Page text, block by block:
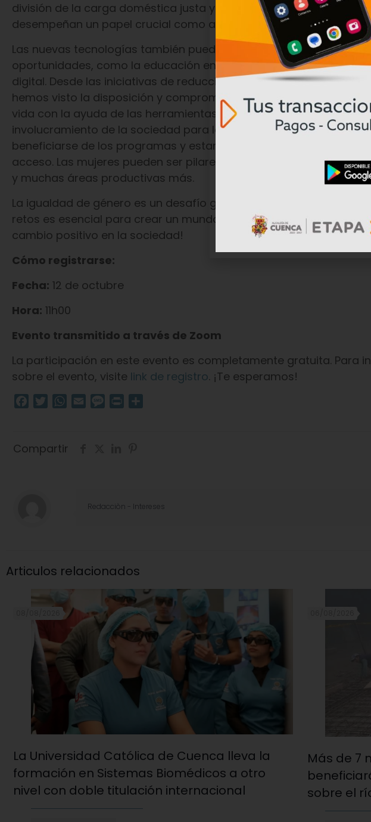
división de la carga doméstica justa y responsable dentro de los
desempeñan un papel crucial como aliados en la igualdad de
Las nuevas tecnologías también pueden empoderar a las mujeres
oportunidades, como la educación en línea, el emprendimiento
digital. Desde las iniciativas de reducción de brecha digital de
hemos visto la disposición y compromiso de las mujeres con su
vida con la ayuda de las herramientas tecnológicas. Sin embargo,
involucramiento de la sociedad para la difusión y apoyo de las
beneficiarse de los programas y estar conscientes de las
acceso. Las mujeres pueden ser pilares en sectores como
y muchas áreas productivas más.
La igualdad de género es un desafío global que requiere el
retos es esencial para crear un mundo más justo y equitativo.
cambio positivo en la sociedad!
Cómo registrarse:
Fecha: 12 de octubre
Hora: 11h00
Evento transmitido a través de Zoom
La participación en este evento es completamente gratuita. Para
sobre el evento, visite link de registro. ¡Te esperamos!
Facebook
TwitterWhatsApp
Email Message
Print
Compartir
Redacciòn - Intereses
Articulos relacionados
La Universidad Católica de Cuenca lleva la
formación en Sistemas Biomédicos a otro
nivel con doble titulación internacional
Más de 7
sobre el